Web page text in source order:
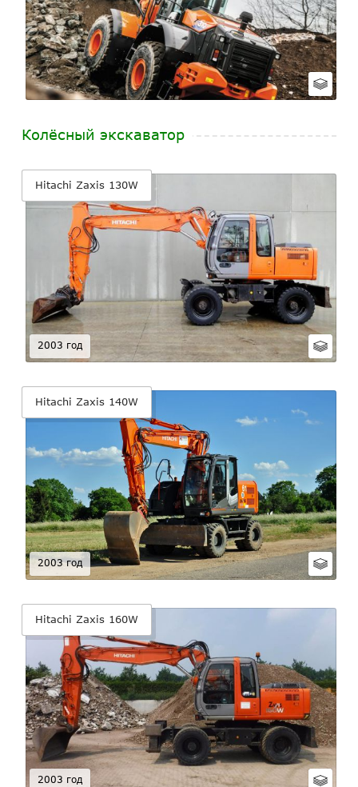
Колёсный экскаватор
Hitachi Zaxis 130W
2003 год
Hitachi Zaxis 140W
2003 год
Hitachi Zaxis 160W
2003 год